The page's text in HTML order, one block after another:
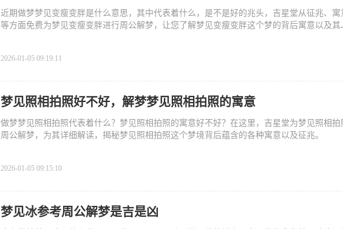
近期做梦梦见变瘦变胖是什么意思，其中代表着什么，是不是好的兆头，吉星堂从征兆、寓
等方面免费为梦见变瘦变胖进行周公解梦，让您了解梦见变瘦变胖这个梦的背后寓意以及其
2026-01-05 09:19:11
梦见照相拍照好不好，解梦梦见照相拍照的寓意
做梦梦见照相拍照代表着什么？梦见照相拍照的寓意好不好？在这里，吉星堂为梦见照相拍
周公解梦，为其详细解读，揭秘梦见照相拍照这个梦境背后蕴含的各种寓意以及征兆。
2026-01-05 09:15:10
梦见冰参考周公解梦是吉是凶